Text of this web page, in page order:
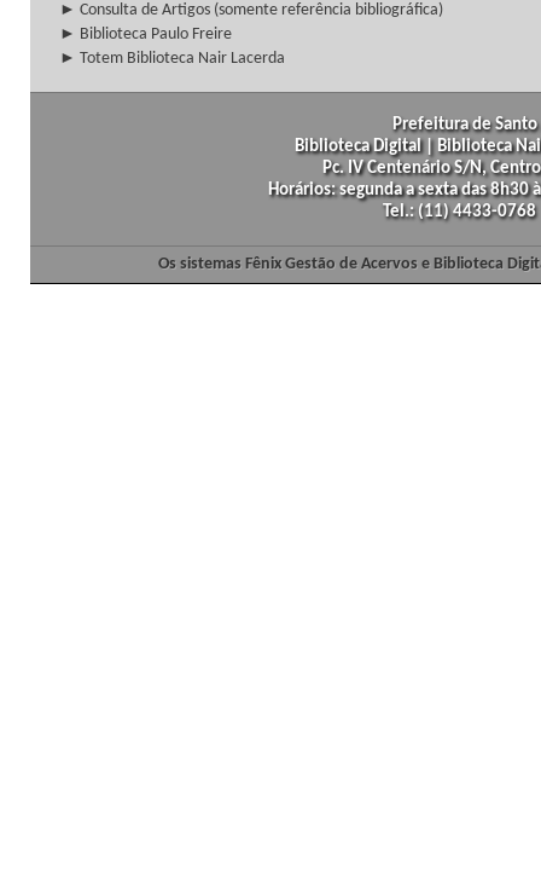
► Consulta de Artigos (somente referência bibliográfica)
► Biblioteca Paulo Freire
► Totem Biblioteca Nair Lacerda
Prefeitura de
Biblioteca Digital | Biblioteca
Pc. IV Centenário S/N,
Horários: segunda a sexta das
Tel.: (11) 4433-
Os sistemas Fênix Gestão de Acervos e Biblioteca